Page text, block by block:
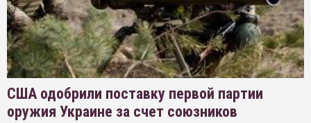
США одобрили поставку первой партии
оружия Украине за счет союзников